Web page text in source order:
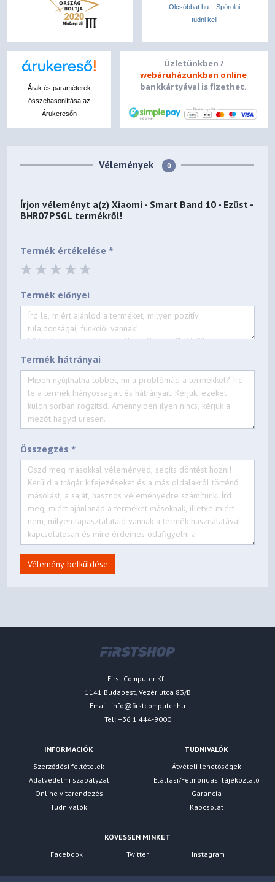
Olcsóbbat.hu – Spórolni
tudni kell
Árak és paraméterek
összehasonlítása az
Árukeresőn
Üzletünkben /
webáruházunkban online
bankkártyával is fizethet.
Vélemények 0
Írjon véleményt a(z)Xiaomi - Smart Band 10 - Ezüst -
BHR07PSGL termékről!
Termék értékelése *
Termék előnyei
Termék hátrányai
Összegzés *
Vélemény belküldése
First Computer Kft.
1141 Budapest, Vezér utca 83/B
Email: info@firstcomputer.hu
Tel: +36 1 444-9000
INFORMÁCIÓK
Szerződési feltételek
Adatvédelmi szabályzat
Online vitarendezés
Tudnivalók
TUDNIVALÓK
Átvételi lehetőségek
Elállási/Felmondási tájékoztató
Garancia
Kapcsolat
KÖVESSEN MINKET
Facebook
Twitter Instagram